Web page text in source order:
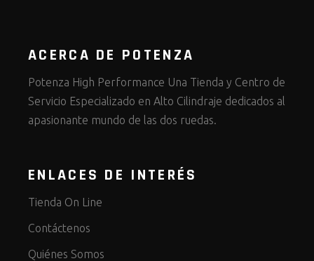
ACERCA DE POTENZA
Potenza High Performance Una Tienda y Centro de
Servicio Especializado en Alto Cilindraje dedicados al
apasionante mundo de las dos ruedas.
ENLACES DE INTERÉS
Tienda On Line
Contáctenos
Quiénes Somos